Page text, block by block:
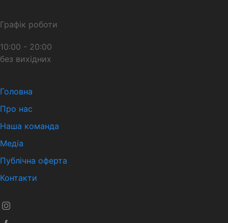
Графік роботи
10:00 - 20:00
без вихідних
Головна
Про нас
Наша команда
Медіа
Публічна оферта
Контакти